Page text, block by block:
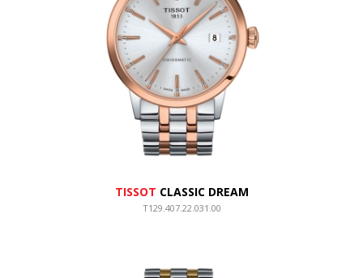
TISSOT CLASSIC DREAM
T129.407.22.031.00